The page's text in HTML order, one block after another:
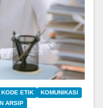
KODE ETIK
KOMUNIKASI
ARSIP